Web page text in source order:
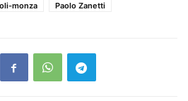
monza Paolo Zanetti